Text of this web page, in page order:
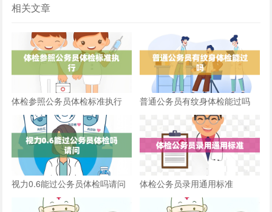
相关文章
体检参照公务员体检标准执行 普通公务员有纹身体检能过吗
视力0.6能过公务员体检吗请问 体检公务员录用通用标准